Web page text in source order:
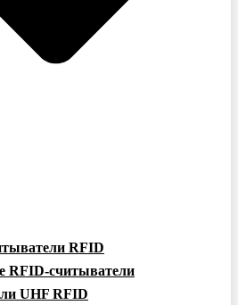
RFID
RFID-считыватели
UHF RFID